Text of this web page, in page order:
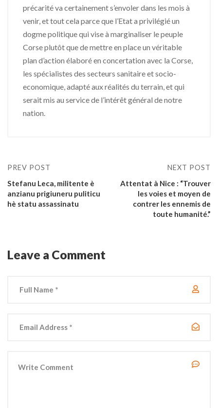
précarité va certainement s’envoler dans les mois à
venir, et tout cela parce que l’Etat a privilégié un
dogme politique qui vise à marginaliser le peuple
Corse plutôt que de mettre en place un véritable
plan d’action élaboré en concertation avec la Corse,
les spécialistes des secteurs sanitaire et socio-
economique, adapté aux réalités du terrain, et qui
serait mis au service de l’intérêt général de notre
nation.
PREV POST
Stefanu Leca, militente è
anzianu prigiuneru puliticu
hè statu assassinatu
NEXT POST
Attentat à Nice : “Trouver
les voies et moyen de
contrer les ennemis de
toute humanité.”
Leave a Comment